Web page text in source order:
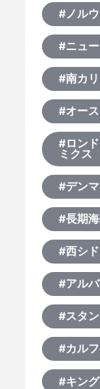
#ノル
#ニュ
#南カ
#オー
#ロン
ミクス
#デン
#長期
#西シ
#アル
#スタ
#カル
#キン